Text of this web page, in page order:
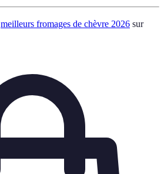
meilleurs fromages de chèvre 2026 sur